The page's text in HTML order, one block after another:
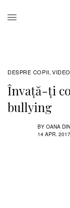
DESPRE COPII, VIDEO
Învață-ți
bullying
BY OANA
14 APR. 2017